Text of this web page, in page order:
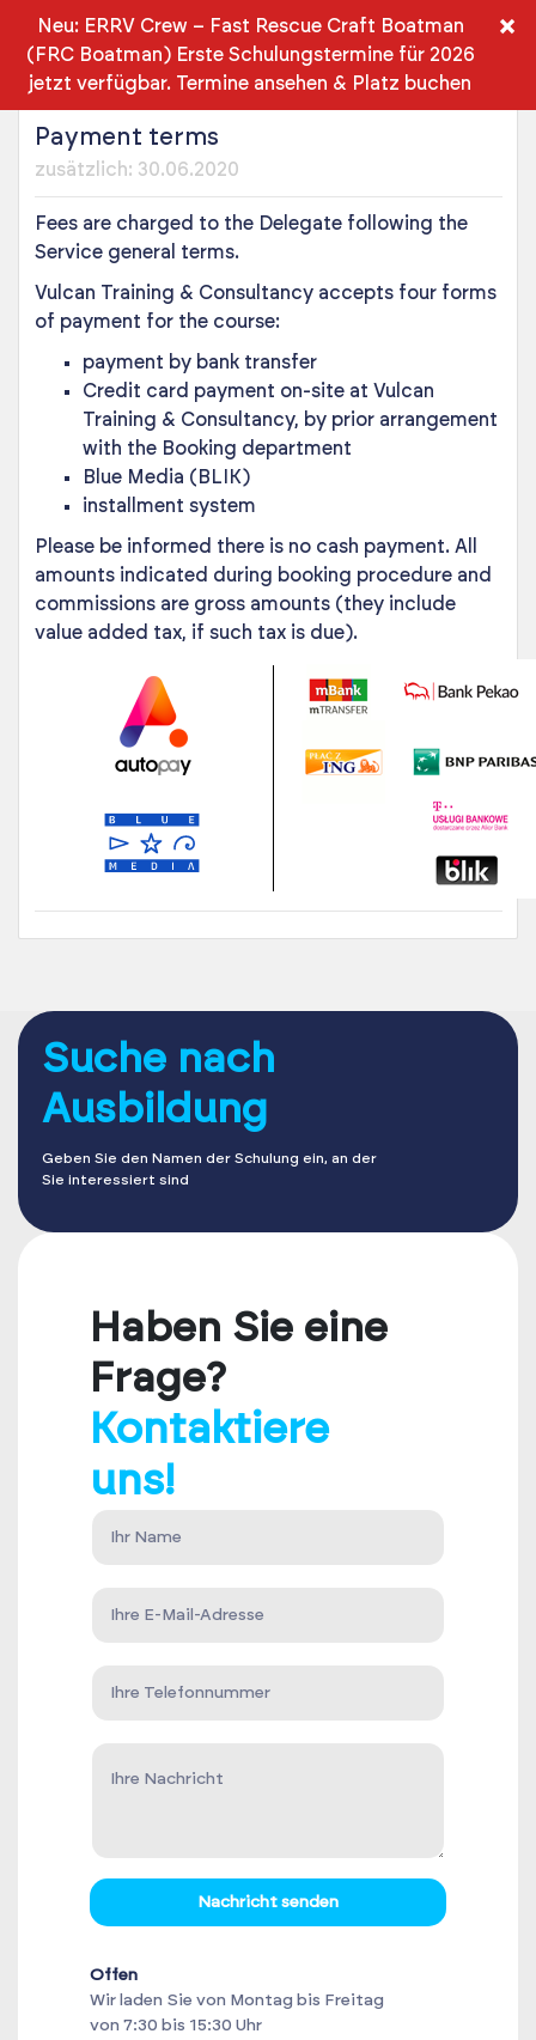
Neu: ERRV Crew – Fast Rescue Craft Boatman
(FRC Boatman) Erste Schulungstermine für 2026
jetzt verfügbar. Termine ansehen & Platz buchen
×
DE
PLN
Payment terms
zusätzlich: 30.06.2020
Fees are charged to the Delegate following the
Service general terms.
Vulcan Training & Consultancy accepts four forms
of payment for the course:
payment by bank transfer
Credit card payment on-site at Vulcan
Training & Consultancy, by prior arrangement
with the Booking department
Blue Media (BLIK)
installment system
Please be informed there is no cash payment. All
amounts indicated during booking procedure and
commissions are gross amounts (they include
value added tax, if such tax is due).
Suche nach
Ausbildung
Geben Sie den Namen der Schulung ein, an der
Sie interessiert sind
Haben Sie eine
Frage?
Kontaktiere
uns!
Nachricht senden
Offen
Wir laden Sie von Montag bis Freitag
von 7:30 bis 15:30 Uhr